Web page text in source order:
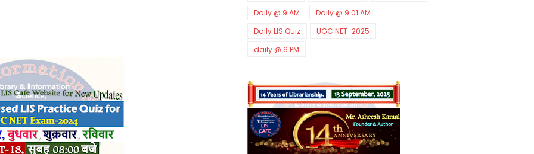
Daily @ 9 AM
Daily @ 9:01 AM
Daily LIS Quiz
UGC NET-2025
daily @ 6 PM